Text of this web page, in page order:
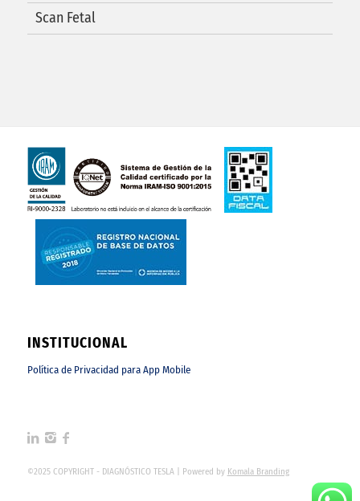
Scan Fetal
INSTITUCIONAL
Política de Privacidad para App Mobile
©2025 COPYRIGHT - DIAGNÓSTICO TESLA | Powered by Komala Branding